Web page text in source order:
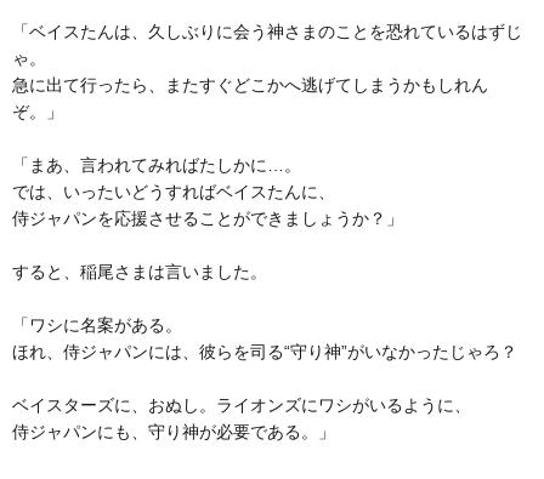
「ベイスたんは、久しぶりに会う神さまのことを恐れているはずじ
ゃ。
急に出て行ったら、またすぐどこかへ逃げてしまうかもしれん
ぞ。」
「まあ、言われてみればたしかに…。
では、いったいどうすればベイスたんに、
侍ジャパンを応援させることができましょうか？」
すると、稲尾さまは言いました。
「ワシに名案がある。
ほれ、侍ジャパンには、彼らを司る“守り神”がいなかったじゃろ？
ベイスターズに、おぬし。ライオンズにワシがいるように、
侍ジャパンにも、守り神が必要である。」